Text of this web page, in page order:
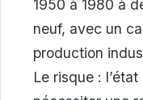
1950 à 1980 à
neuf, avec un
production
Le risque :